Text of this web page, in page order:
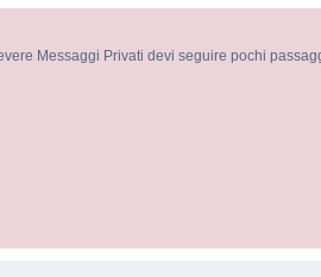
Messaggi Privati devi seguire pochi